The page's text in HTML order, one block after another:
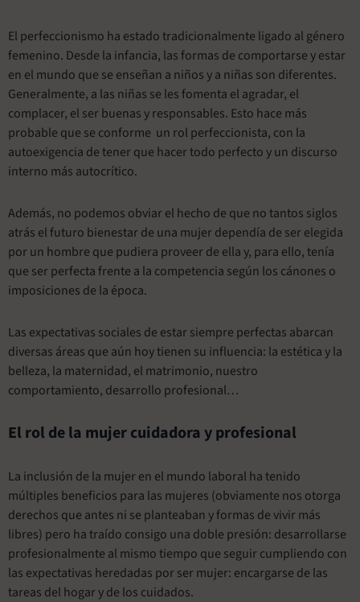
El perfeccionismo ha estado tradicionalmente ligado al género
femenino. Desde la infancia, las formas de comportarse y estar
en el mundo que se enseñan a niños y a niñas son diferentes.
Generalmente, a las niñas se les fomenta el agradar, el
complacer, el ser buenas y responsables. Esto hace más
probable que se conforme un rol perfeccionista, con la
autoexigencia de tener que hacer todo perfecto y un discurso
interno más autocrítico.
Además, no podemos obviar el hecho de que no tantos siglos
atrás el futuro bienestar de una mujer dependía de ser elegida
por un hombre que pudiera proveer de ella y, para ello, tenía
que ser perfecta frente a la competencia según los cánones o
imposiciones de la época.
Las expectativas sociales de estar siempre perfectas abarcan
diversas áreas que aún hoy tienen su influencia: la estética y la
belleza, la maternidad, el matrimonio, nuestro
comportamiento, desarrollo profesional…
El rol de la mujer cuidadora y profesional
La inclusión de la mujer en el mundo laboral ha tenido
múltiples beneficios para las mujeres (obviamente nos otorga
derechos que antes ni se planteaban y formas de vivir más
libres) pero ha traído consigo una doble presión: desarrollarse
profesionalmente al mismo tiempo que seguir cumpliendo con
las expectativas heredadas por ser mujer: encargarse de las
tareas del hogar y de los cuidados.